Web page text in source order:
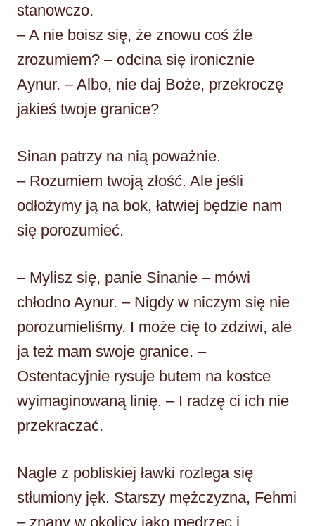
stanowczo.
– A nie boisz się, że znowu coś źle
zrozumiem? – odcina się ironicznie
Aynur. – Albo, nie daj Boże, przekroczę
jakieś twoje granice?
Sinan patrzy na nią poważnie.
– Rozumiem twoją złość. Ale jeśli
odłożymy ją na bok, łatwiej będzie nam
się porozumieć.
– Mylisz się, panie Sinanie – mówi
chłodno Aynur. – Nigdy w niczym się nie
porozumieliśmy. I może cię to zdziwi, ale
ja też mam swoje granice. –
Ostentacyjnie rysuje butem na kostce
wyimaginowaną linię. – I radzę ci ich nie
przekraczać.
Nagle z pobliskiej ławki rozlega się
stłumiony jęk. Starszy mężczyzna, Fehmi
– znany w okolicy jako mędrzec i